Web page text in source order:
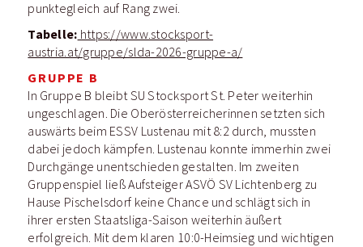
punktegleich auf Rang zwei.
Tabelle: https://www.stocksport-
austria.at/gruppe/slda-2026-gruppe-a/
GRUPPE B
In Gruppe B bleibt SU Stocksport St. Peter weiterhin
ungeschlagen. Die Oberösterreicherinnen setzten sich
auswärts beim ESSV Lustenau mit 8:2 durch, mussten
dabei jedoch kämpfen. Lustenau konnte immerhin zwei
Durchgänge unentschieden gestalten. Im zweiten
Gruppenspiel ließ Aufsteiger ASVÖ SV Lichtenberg zu
Hause Pischelsdorf keine Chance und schlägt sich in
ihrer ersten Staatsliga-Saison weiterhin äußert
erfolgreich. Mit dem klaren 10:0-Heimsieg und wichtigen